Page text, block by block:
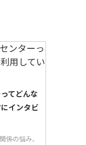
てどんな
インタビ
係の悩み、